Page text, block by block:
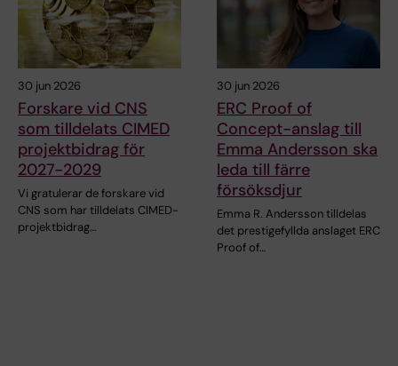
30 jun 2026
Forskare vid CNS
som tilldelats CIMED
projektbidrag för
2027-2029
Vi gratulerar de forskare vid
CNS som har tilldelats CIMED-
projektbidrag…
30 jun 2026
ERC Proof of
Concept-anslag till
Emma Andersson ska
leda till färre
försöksdjur
Emma R. Andersson tilldelas
det prestigefyllda anslaget ERC
Proof of…